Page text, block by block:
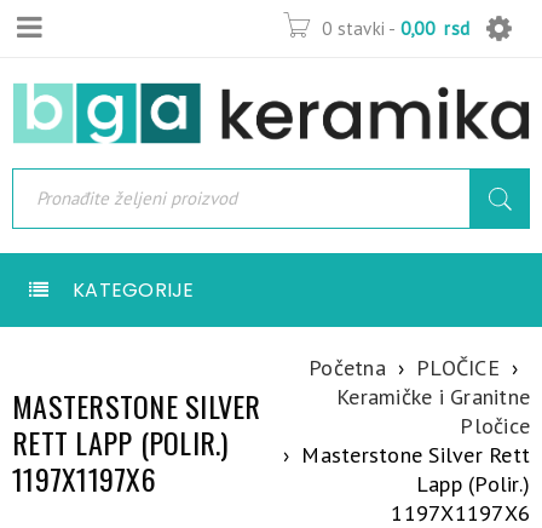
0 stavki - 0,00 rsd
KATEGORIJE
MASTERSTONE SILVER
RETT LAPP (POLIR.)
1197X1197X6
Početna › PLOČICE ›
Keramičke i Granitne
Pločice
› Masterstone Silver Rett
Lapp (Polir.)
1197X1197X6